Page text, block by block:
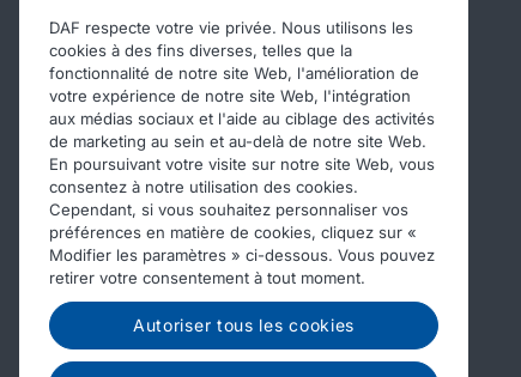
Nous rejoindre
A propos de DAF
Contacter DAF Trucks France
Téléchargements
Code de conduite
DAF respecte votre vie privée. Nous utilisons les
cookies à des fins diverses, telles que la
fonctionnalité de notre site Web, l'amélioration de
votre expérience de notre site Web, l'intégration
aux médias sociaux et l'aide au ciblage des activités
de marketing au sein et au-delà de notre site Web.
En poursuivant votre visite sur notre site Web, vous
consentez à notre utilisation des cookies.
Cependant, si vous souhaitez personnaliser vos
préférences en matière de cookies, cliquez sur «
Modifier les paramètres » ci-dessous. Vous pouvez
retirer votre consentement à tout moment.
Autoriser tous les cookies